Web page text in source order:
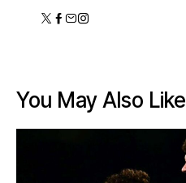
You May Also Like